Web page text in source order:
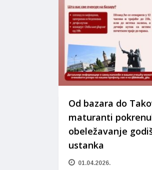
Od bazara do
maturanti
obeležavanje
ustanka
01.04.2026.